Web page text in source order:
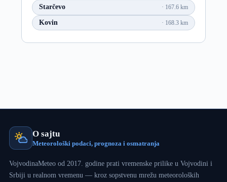
Starčevo 167.6 km
Kovin 168.3 km
O sajtu
Meteorološki podaci, prognoza i osmatranja
VojvodinaMeteo od 2017. godine prati vremenske prilike u Vojvodini i
Srbiji u realnom vremenu — kroz sopstvenu mrežu meteoroloških